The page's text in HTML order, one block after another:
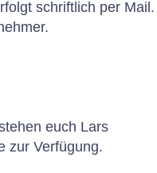
schriftlich per Mail.
euch Lars
zur Verfügung.